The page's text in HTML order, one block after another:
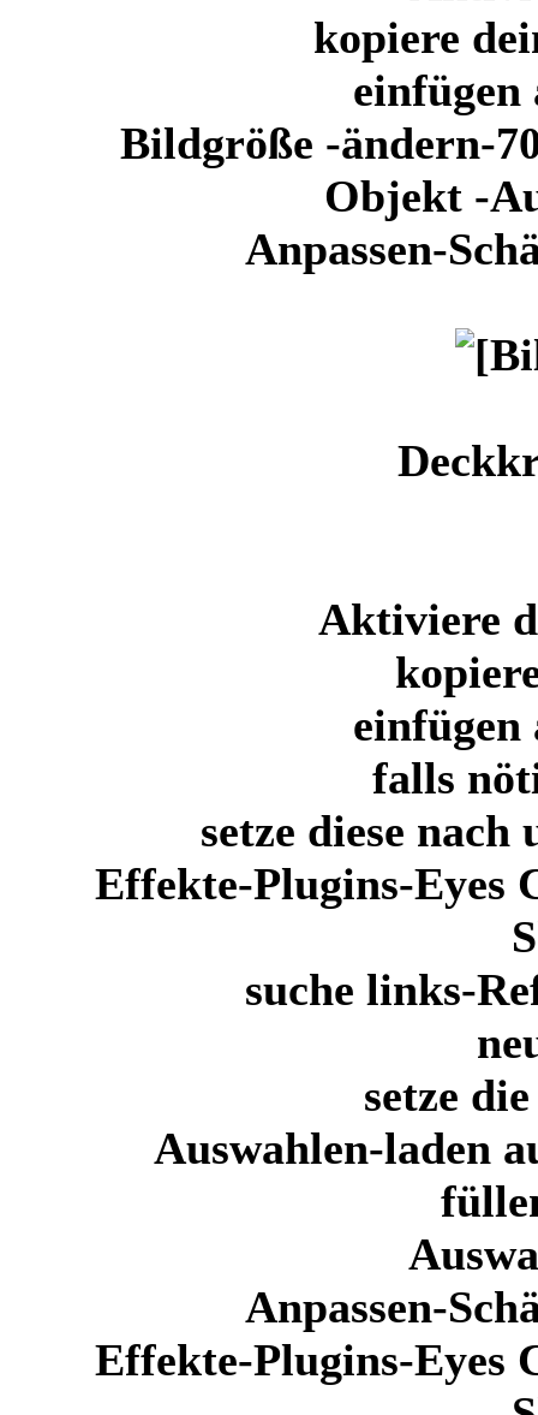
kopiere
einfügen
Bildgröße -ändern-
Objekt -
Anpassen-
Aktiviere
einfügen
falls
setze diese nach
Effekte-Plugins-Eyes
suche links-
setze
Auswahlen-laden
Anpassen-
Effekte-Plugins-Eyes